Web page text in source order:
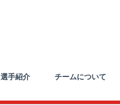
選手紹介 チームについて